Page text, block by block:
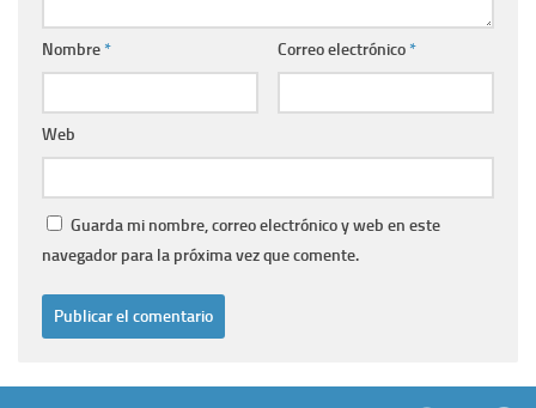
Nombre* Correo electrónico*
Web
Guarda mi nombre, correo electrónico y web en este
navegador para la próxima vez que comente.